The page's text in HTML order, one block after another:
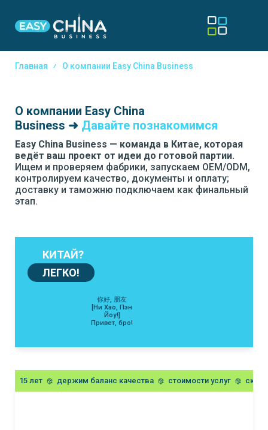
Главная О компании Easy China Business
О компании Easy China
Business ➜ Давайте познакомимся
Easy China Business — команда в Китае, которая
ведёт ваш проект от идеи до готовой партии.
Ищем и проверяем фабрики, запускаем OEM/ODM,
контролируем качество, документы и оплату;
доставку и таможню подключаем как финальный
этап.
你好, 朋友
[Ни Хао, Пэн
Йоу!]
Привет, бро!
КИТАЙ?
ЛЕГКО!
15 лет держим баланс качества стоимости услуг